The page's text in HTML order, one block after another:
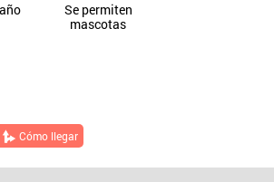
Se permiten
mascotas
Cómo llegar